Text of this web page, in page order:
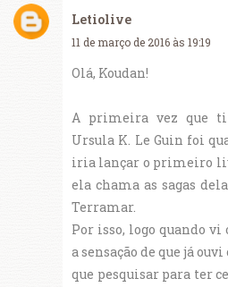
Letiolive
11 de março de 2016 às 19:19
Olá, Koudan!
A primeira vez que
Ursula K. Le Guin foi
iria lançar o primeiro
ela chama as sagas
Terramar.
Por isso, logo quando
a sensação de que já
que pesquisar para ter